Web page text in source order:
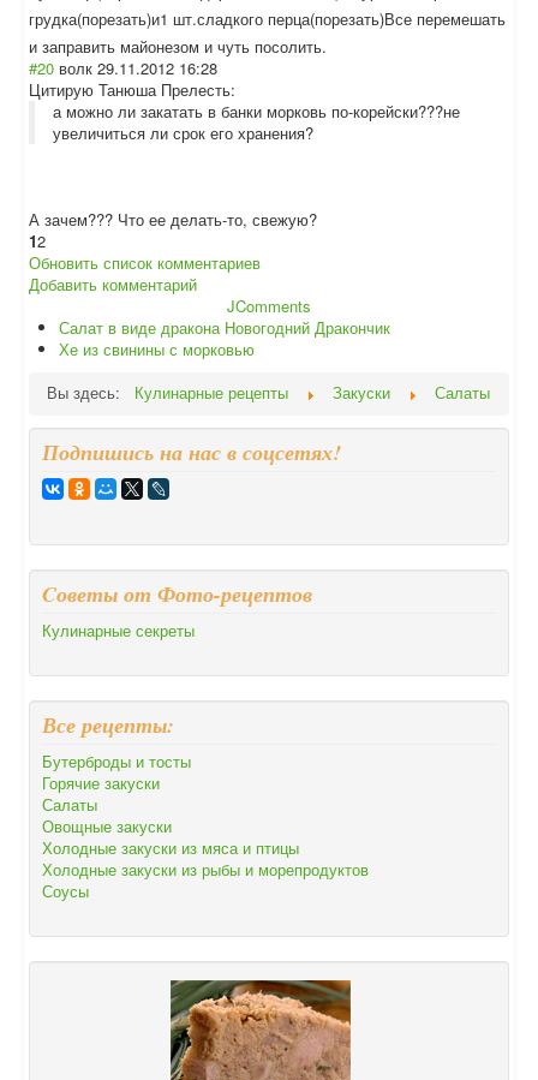
грудка(порезать)и1 шт.сладкого перца(порезать)Все перемешать
и заправить майонезом и чуть посолить.
#20 волк 29.11.2012 16:28
Цитирую Танюша Прелесть:
а можно ли закатать в банки морковь по-корейски???не
увеличиться ли срок его хранения?
А зачем??? Что ее делать-то, свежую?
12
Обновить список комментариев
Добавить комментарий
JComments
Салат в виде дракона Новогодний Дракончик
Хе из свинины с морковью
Вы здесь:
Кулинарные рецепты Закуски Салаты
Подпишись на нас в соцсетях!
Cоветы от Фото-рецептов
Кулинарные секреты
Все рецепты:
Бутерброды и тосты
Горячие закуски
Салаты
Овощные закуски
Холодные закуски из мяса и птицы
Холодные закуски из рыбы и морепродуктов
Соусы